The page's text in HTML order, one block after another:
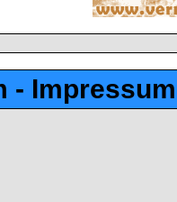
- Impressum